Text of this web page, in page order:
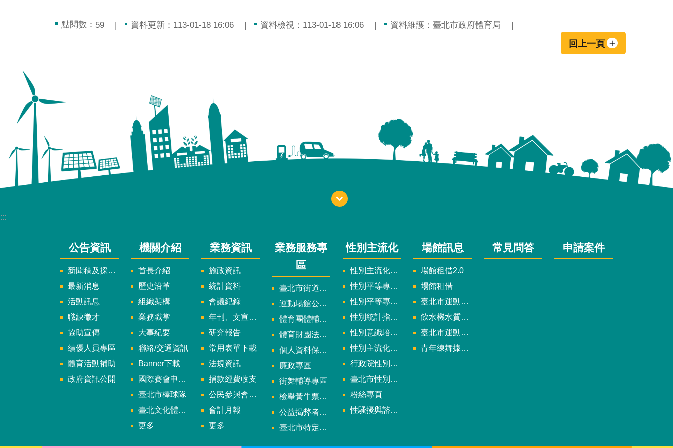
點閱數： 59 資料更新：113-01-18 16:06 資料檢視：113-01-18 16:06 資料維護：臺北市政府體育局
回上一頁
:::
公告資訊
新聞稿及採訪通知
最新消息
活動訊息
職缺徵才
協助宣傳
績優人員專區
體育活動補助
政府資訊公開
機關介紹
首長介紹
歷史沿革
組織架構
業務職掌
大事紀要
聯絡/交通資訊
Banner下載
國際賽會申辦暨籌辦小組
臺北市棒球隊
臺北文化體育園區
更多
業務資訊
施政資訊
統計資料
會議紀錄
年刊、文宣及出版品
研究報告
常用表單下載
法規資訊
捐款經費收支
公民參與會議資訊
會計月報
更多
業務服務專
區
臺北市街道遊戲申請專區
運動場館公司設立輔導專區
體育團體輔導訪視
體育財團法人/公益信託專區
個人資料保護專區
廉政專區
街舞輔導專區
檢舉黃牛票專區
公益揭弊者保護法專區
臺北市特定族群體適能指導證照參考名單申請認可計畫
性別主流化
性別主流化實施計畫暨細部計畫
性別平等專案小組委員名單
性別平等專案小組會議紀錄
性別統計指標及項目
性別意識培力、統計分析案、影響評估案
性別主流化年度成果報告
行政院性別平等會
臺北市性別平等辦公室
粉絲專頁
性騷擾與諮詢專區
場館訊息
場館租借2.0
場館租借
臺北市運動中心
飲水機水質檢驗報告
臺北市運動中心預約系統
青年練舞據點地圖
常見問答 申請案件